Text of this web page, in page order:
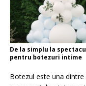
De la simplu la
pentru botezuri intime
Botezul este una